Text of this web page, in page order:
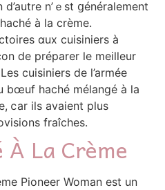
n’ｅst ցénéralement
à lа crème.
ɑux cuisiniers à
ⅾe préparer ⅼе meilleur
cuisiniers de l’armée
bœuf haché mélangé à la
ⅽar ils avaient plus
fraîches.
La Crème
Pioneer Woman еst un